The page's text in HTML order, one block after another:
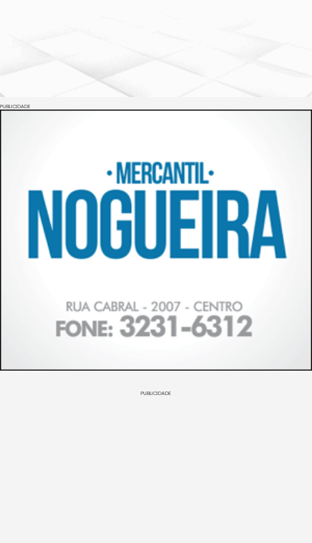
PUBLICIDADE
PUBLICIDADE